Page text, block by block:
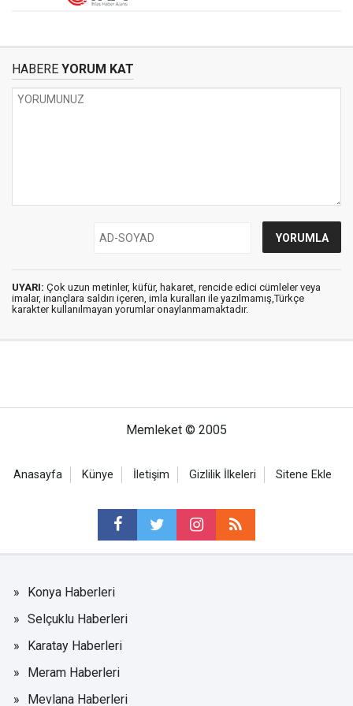
HABERE YORUM KAT
UYARI: Çok uzun metinler, küfür, hakaret, rencide edici cümleler veya
imalar, inançlara saldırı içeren, imla kuralları ile yazılmamış,Türkçe
karakter kullanılmayan yorumlar onaylanmamaktadır.
Memleket © 2005
Anasayfa Künye İletişim Gizlilik İlkeleri Sitene Ekle
Konya Haberleri
Selçuklu Haberleri
Karatay Haberleri
Meram Haberleri
Mevlana Haberleri